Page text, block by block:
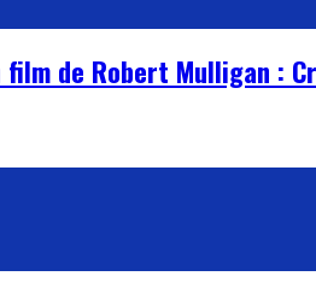
film de Robert Mulligan :